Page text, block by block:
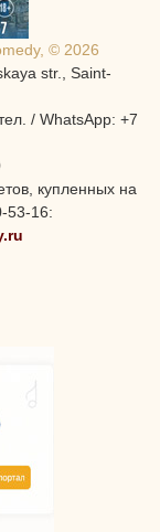
© 2026
str., Saint-
/ WhatsApp: +7
купленных на
53-16: